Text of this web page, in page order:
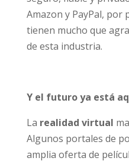
pornografía, que
modo rápido, seguro,
consumidores.
Y el futuro ya está
realidad virtual